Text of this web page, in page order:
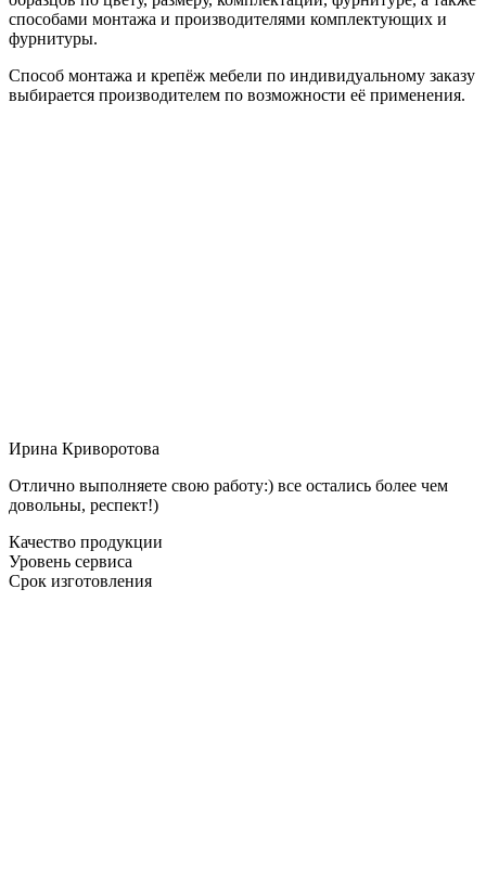
способами монтажа и производителями комплектующих и
фурнитуры.
Способ монтажа и крепёж мебели по индивидуальному заказу
выбирается производителем по возможности её применения.
Ирина Криворотова
Отлично выполняете свою работу:) все остались более чем
довольны, респект!)
Качество продукции
Уровень сервиса
Срок изготовления